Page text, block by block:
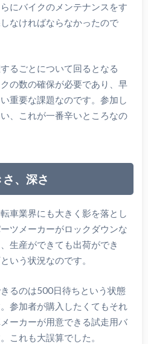
にバイクのメンテナンスをす
なければならなかったので
るごとについて回るとなる
の数の確保が必要であり、早
重要な課題なのです。参加し
、これが一番辛いところなの
、深さ
車業界にも大きく影を落とし
ツメーカーがロックダウンな
生産ができても出荷ができ
いう状況なのです。
るのは500日待ちという状態
参加者が購入したくてもそれ
ーカーが用意できる試走用バ
これも大誤算でした。